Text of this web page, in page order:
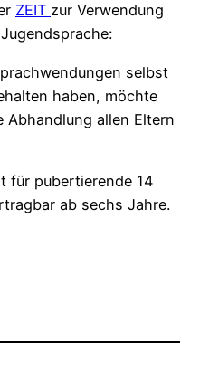
ZEIT zur Verwendung
selbst
haben, möchte
Abhandlung allen Eltern
für pubertierende 14
ab sechs Jahre.